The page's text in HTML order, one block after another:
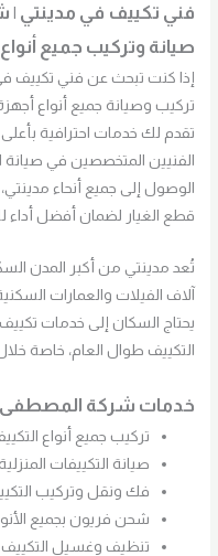
فني تكييف في مدينتي
صيانة وتركيب جميع أنواع
إذا كنت تبحث عن فني تكييف
تركيب وصيانة جميع أنواع
تقدم لك خدمات احترافية
الفنيين المتخصصين في صيانة
الوصول إلى جميع أنحاء
قطع الغيار لضمان أفضل أداء
تُعد مدينتي من أكبر المدن
آلاف الفيلات والعمارات
يحتاج السكان إلى خدمات
التكييف طوال العام، خاصة
خدمات شركة المصطفى
تركيب جميع أنواع
صيانة التكييفات
فك ونقل وتركيب
شحن فريون بجميع
تنظيف وغسيل التكييف